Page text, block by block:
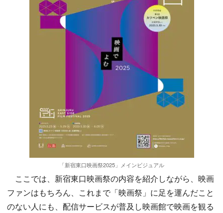
「新宿東口映画祭2025」メインビジュアル
ここでは、新宿東口映画祭の内容を紹介しながら、映画
ファンはもちろん、これまで「映画祭」に足を運んだこと
のない人にも、配信サービスが普及し映画館で映画を観る